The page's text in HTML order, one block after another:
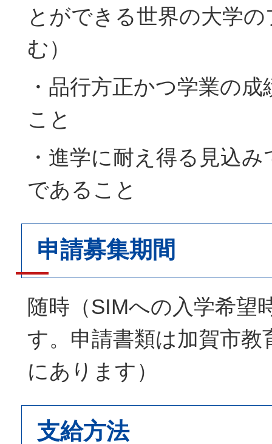
とができる世界の大学
む）
・品行方正かつ学業の
こと
・進学に耐え得る見込
であること
申請募集期間
随時（SIMへの入学希望
す。申請書類は加賀市教
にあります）
支給方法